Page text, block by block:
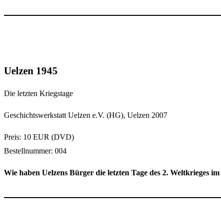
Uelzen 1945
Die letzten Kriegstage
Geschichtswerkstatt Uelzen e.V. (HG), Uelzen 2007
Preis: 10 EUR (DVD)
Bestellnummer: 004
Wie haben Uelzens Bürger die letzten Tage des 2. Weltkrieges